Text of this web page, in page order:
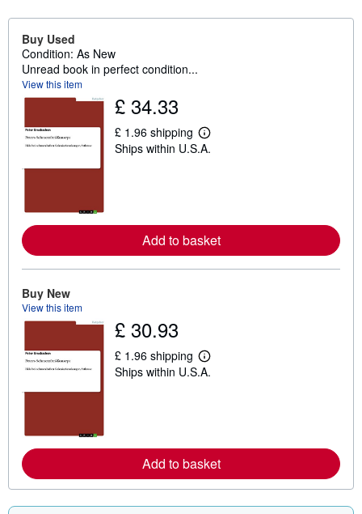
Buy Used
Condition: As New
Unread book in perfect condition...
View this item
£ 34.33
£ 1.96 shipping
L
e
r
e
a
b
o
p
i
Ships within U.S.A.
Add to basket
Buy New
View this item
£ 30.93
£ 1.96 shipping
L
e
r
e
a
b
u
Ships within U.S.A.
Add to basket